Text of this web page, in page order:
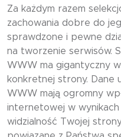
Za każdym razem
zachowania dobre do
sprawdzone i pewne
na tworzenie serwisów.
WWW ma gigantyczny
konkretnej strony. Dane
WWW mają ogromny
internetowej w wynikach
widzialność Twojej